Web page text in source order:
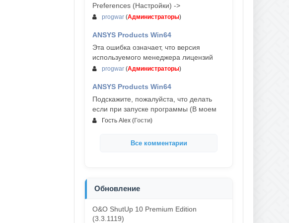
Preferences (Настройки) ->
progwar (Администраторы)
ANSYS Products Win64
Эта ошибка означает, что версия
используемого менеджера лицензий
progwar (Администраторы)
ANSYS Products Win64
Подскажите, пожалуйста, что делать
если при запуске программы (В моем
Гость Alex (Гости)
Все комментарии
Обновление
O&O ShutUp 10 Premium Edition
(3.3.1119)